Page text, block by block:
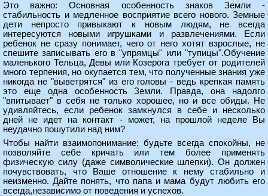
Это важно: Основная особенность знаков Земли -
стабильность и медленное восприятие всего нового. Земные
дети непросто привыкают к новым людям, не всегда
интересуются новыми игрушками и развлечениями. Если
ребенок не сразу понимает, чего от него хотят взрослые, не
спешите записывать его в "упрямцы" или "тупицы".Обучение
маленького Тельца, Девы или Козерога требует от родителей
много терпения, но окупается тем, что полученные знания уже
никогда не "выветрятся" из его головы - ведь крепкая память
это еще одна особенность Земли. Правда, она надолго
"впитывает" в себя не только хорошее, но и все обиды. Не
удивляйтесь, если ребенок замкнулся в себе и несколько
дней не идет на контакт - может, на прошлой неделе Вы
неудачно пошутили над ним?
Чтобы найти взаимопонимание: будьте всегда спокойны, не
позволяйте себе кричать или тем более применять
физическую силу (даже символические шлепки). Он должен
почувствовать, что Ваше отношение к нему стабильно и
неизменно. Дайте понять, что папа и мама будут любить его
всегда,независимо от поведения и успехов.